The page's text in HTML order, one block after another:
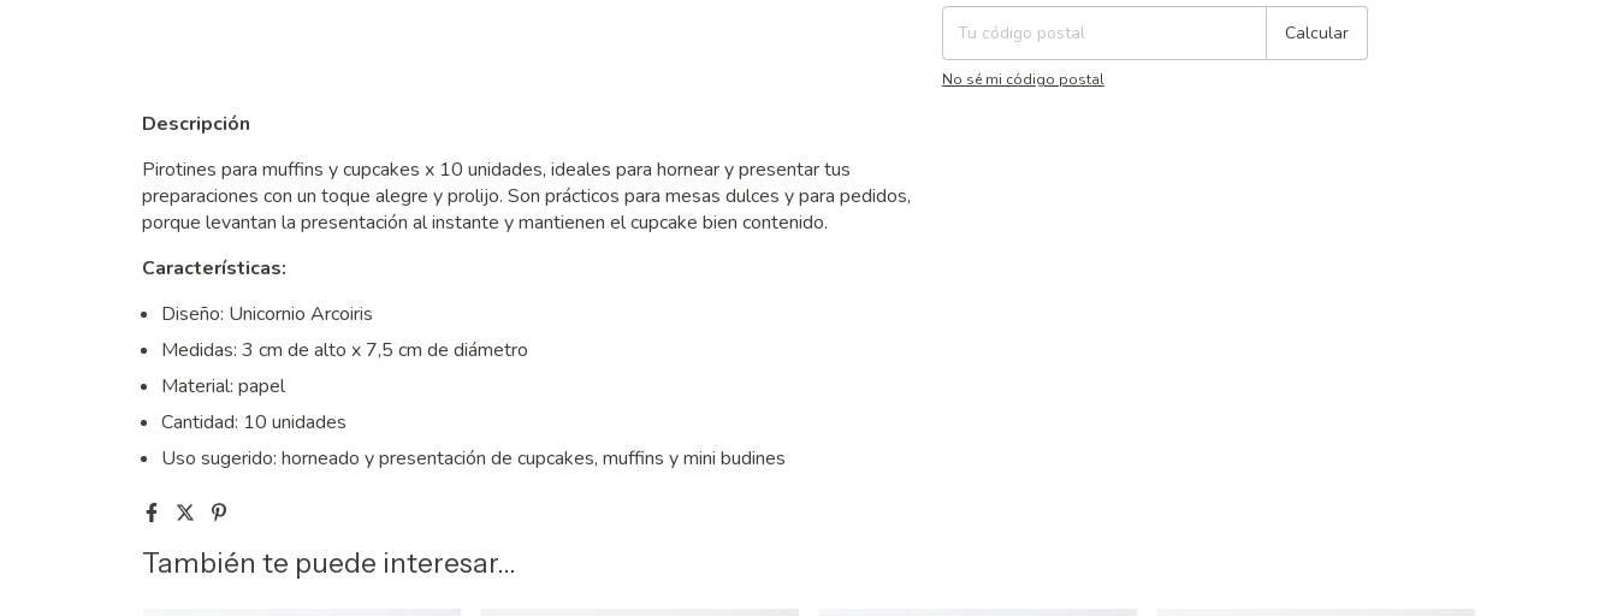
Calcular
No sé mi código postal
Descripción
Pirotines para muffins y cupcakes x 10 unidades, ideales para hornear y presentar tus
preparaciones con un toque alegre y prolijo. Son prácticos para mesas dulces y para pedidos,
porque levantan la presentación al instante y mantienen el cupcake bien contenido.
Características:
Diseño: Unicornio Arcoiris
Medidas: 3 cm de alto x 7,5 cm de diámetro
Material: papel
Cantidad: 10 unidades
Uso sugerido: horneado y presentación de cupcakes, muffins y mini budines
También te puede interesar...